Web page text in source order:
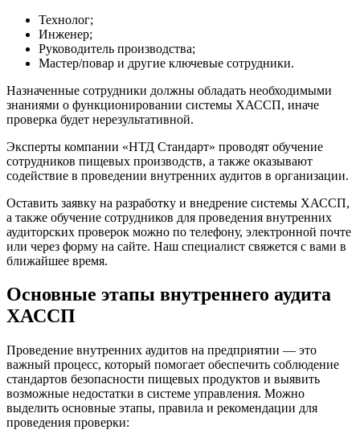
Технолог;
Инженер;
Руководитель производства;
Мастер/повар и другие ключевые сотрудники.
Назначенные сотрудники должны обладать необходимыми
знаниями о функционировании системы ХАССП, иначе
проверка будет нерезультативной.
Эксперты компании «НТД Стандарт» проводят обучение
сотрудников пищевых производств, а также оказывают
содействие в проведении внутренних аудитов в организации.
Оставить заявку на разработку и внедрение системы ХАССП,
а также обучение сотрудников для проведения внутренних
аудиторских проверок можно по телефону, электронной почте
или через форму на сайте. Наш специалист свяжется с вами в
ближайшее время.
Основные этапы внутреннего аудита
ХАССП
Проведение внутренних аудитов на предприятии — это
важный процесс, который помогает обеспечить соблюдение
стандартов безопасности пищевых продуктов и выявить
возможные недостатки в системе управления. Можно
выделить основные этапы, правила и рекомендации для
проведения проверки: